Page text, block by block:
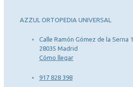
AZZUL ORTOPEDIA UNIVERSAL
Calle Ramón Gómez de la Serna 1
28035 Madrid
Cómo llegar
917 828 398